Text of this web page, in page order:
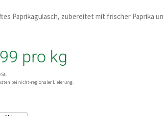
Paprikagulasch, zubereitet mit frischer Paprika
pro kg
bei nicht-regionaler Lieferung.